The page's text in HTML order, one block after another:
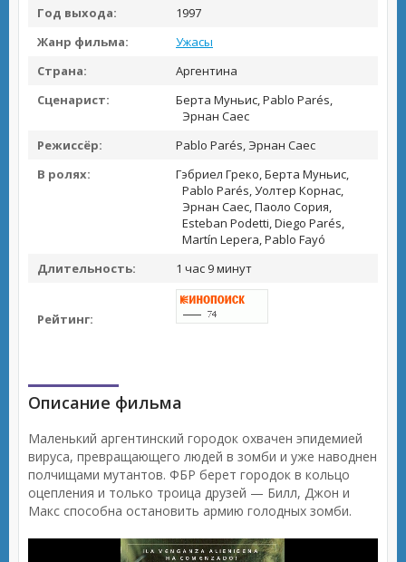
Год выхода:
1997
Жанр фильма:
Ужасы
Страна:
Аргентина
Сценарист:
Берта Муньис, Pablo Parés,
Эрнан Саес
Режиссёр:
Pablo Parés, Эрнан Саес
В ролях:
Гэбриел Греко, Берта Муньис,
Pablo Parés, Уолтер Корнас,
Эрнан Саес, Паоло Сория,
Esteban Podetti, Diego Parés,
Martín Lepera, Pablo Fayó
Длительность:
1 час 9 минут
Рейтинг:
Описание фильма
Маленький аргентинский городок охвачен эпидемией
вируса, превращающего людей в зомби и уже наводнен
полчищами мутантов. ФБР берет городок в кольцо
оцепления и только троица друзей — Билл, Джон и
Макс способна остановить армию голодных зомби.